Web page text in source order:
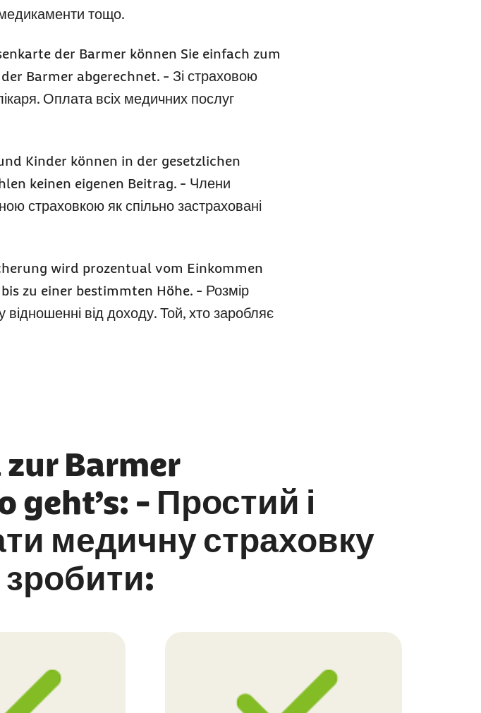
медикаменти тощо.
der Barmer können Sie einfach zum
Barmer abgerechnet. - Зі страховою
Оплата всіх медичних послуг
Kinder können in der gesetzlichen
keinen eigenen Beitrag. - Члени
страховкою як спільно застраховані
wird prozentual vom Einkommen
zu einer bestimmten Höhe. - Розмір
від доходу. Той, хто заробляє
Barmer
- Простий і
медичну страховку